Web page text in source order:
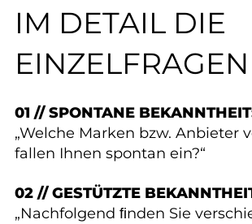
IM DETAIL DIE
EINZELFRAGEN
01 // SPONTANE
„Welche Marken bzw. Anbieter
fallen Ihnen spontan ein?“
02 // GESTÜTZTE
„Nachfolgend ﬁnden Sie